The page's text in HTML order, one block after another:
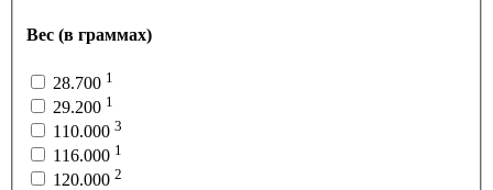
Вес (в граммах)
28.700 1
29.200 1
110.000 3
116.000 1
120.000 2